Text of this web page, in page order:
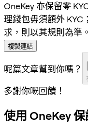
OneKey 亦保留零
理錢包毋須額外 KYC
求，則以其規則為準。
複製連結
呢篇文章幫到你嗎？
多謝你嘅回饋！
使用 OneKey